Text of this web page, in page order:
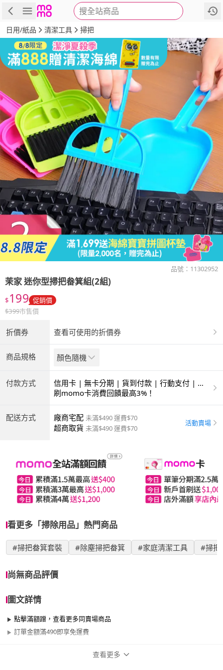
搜全站商品
商品 評價 詳情
日用/紙品 清潔工具 掃把
品號： 11302952
茉家迷你型掃把畚箕組(2組)
$199 促銷價
$399市售價
折價券 查看可使用的折價券
商品規格 顏色隨機
付款方式
信用卡 | 無卡分期 | 貨到付款 | 行動支付 | 超
商付款 | ATM | 銀聯卡
刷momo卡消費回饋最高3%！
配送方式 廠商宅配 未滿$490 運費$70
超商取貨 未滿$490 運費$70
活動賣場
看更多「掃除用品」熱門商品
#掃把畚箕套裝 #除塵掃把畚箕 #家庭清潔工具 #掃把
尚無商品評價
圖文詳情
點擊滿額蹭，查看更多同賣場商品
訂單金額滿490即享免運費
查看更多